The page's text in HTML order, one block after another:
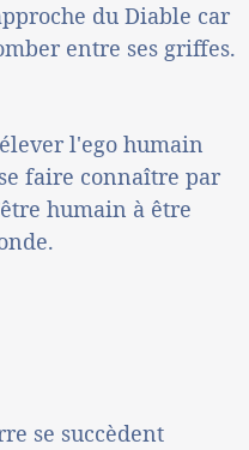
du Diable car
entre ses griffes.
l'ego humain
faire connaître par
humain à être
se succèdent